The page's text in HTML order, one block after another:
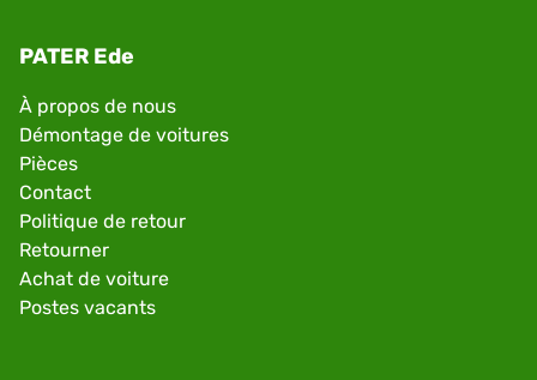
PATER Ede
À propos de nous
Démontage de voitures
Pièces
Contact
Politique de retour
Retourner
Achat de voiture
Postes vacants